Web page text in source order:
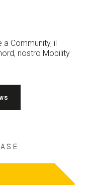
a Community, il
nostro Mobility